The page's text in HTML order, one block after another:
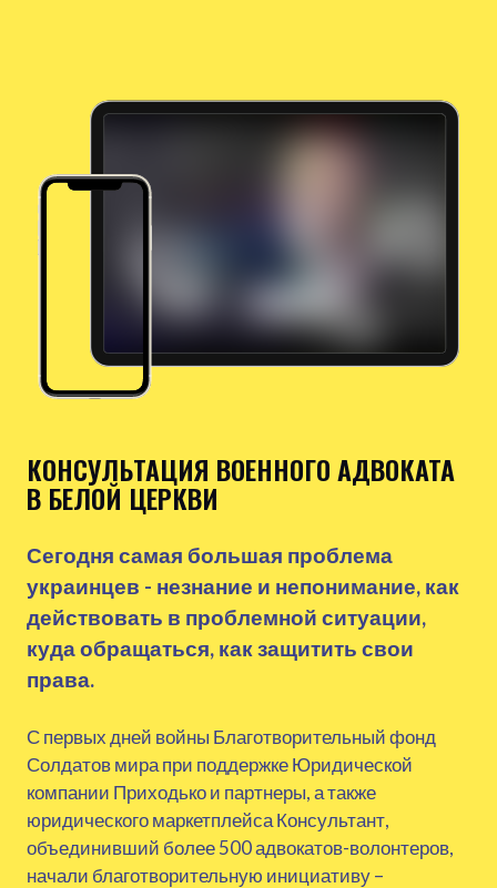
КОНСУЛЬТАЦИЯ ВОЕННОГО АДВОКАТА
В БЕЛОЙ ЦЕРКВИ
Сегодня самая большая проблема
украинцев - незнание и непонимание, как
действовать в проблемной ситуации,
куда обращаться, как защитить свои
права.
С первых дней войны Благотворительный фонд
Солдатов мира при поддержке Юридической
компании Приходько и партнеры, а также
юридического маркетплейса Консультант,
объединивший более 500 адвокатов-волонтеров,
начали благотворительную инициативу –